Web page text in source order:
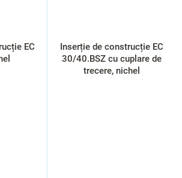
EC
Inserție de construcție EC
30/40.BSZ cu cuplare de
trecere, nichel